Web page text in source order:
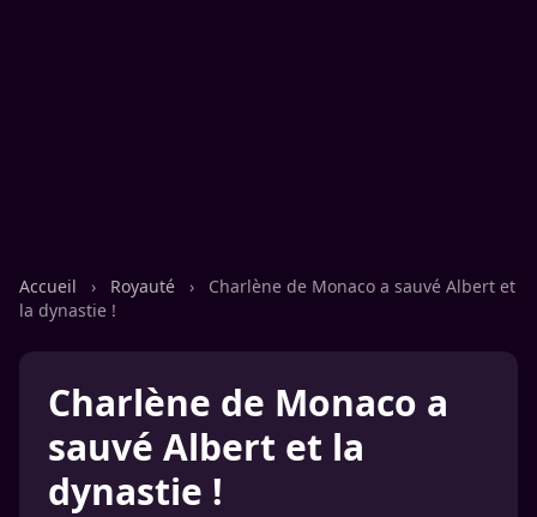
Accueil › Royauté ›
Charlène de Monaco a sauvé Albert et
la dynastie !
Charlène de Monaco a
sauvé Albert et la
dynastie !